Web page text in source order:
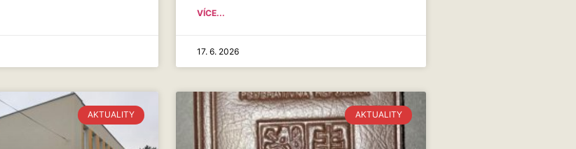
VÍCE...
17. 6. 2026
AKTUALITY AKTUALITY